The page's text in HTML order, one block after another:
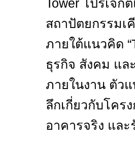
Tower โปรเจก
สถาปัตยกรรมเ
ภายใต้แนวคิด “
ธุรกิจ สังคม แล
ภายในงาน ตัว
ลึกเกี่ยวกับโคร
อาคารจริง แล